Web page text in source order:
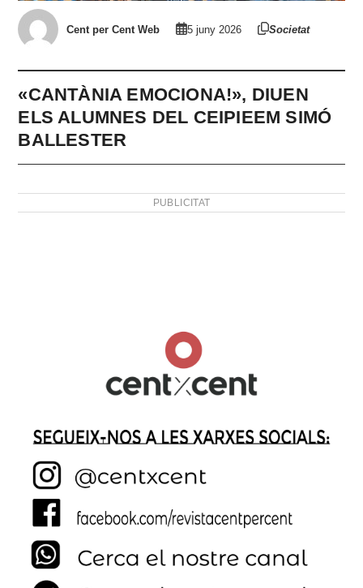
Cent per Cent Web 5 juny 2026 Societat
«CANTÀNIA EMOCIONA!», DIUEN
ELS ALUMNES DEL CEIPIEEM SIMÓ
BALLESTER
PUBLICITAT